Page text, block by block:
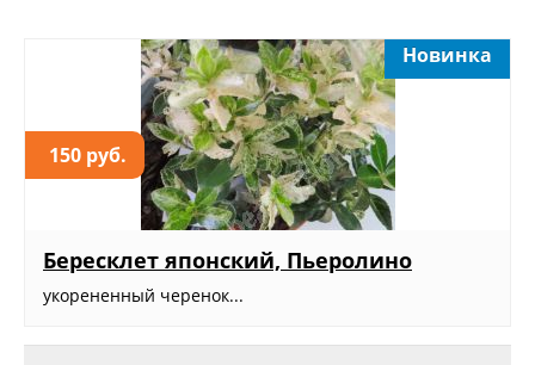
150 руб.
Новинка
Бересклет японский, Пьеролино
укорененный черенок...